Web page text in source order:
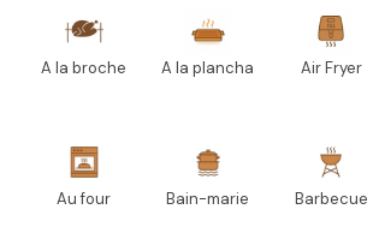
A la broche A la plancha Air Fryer
Au four Bain-marie Barbecue